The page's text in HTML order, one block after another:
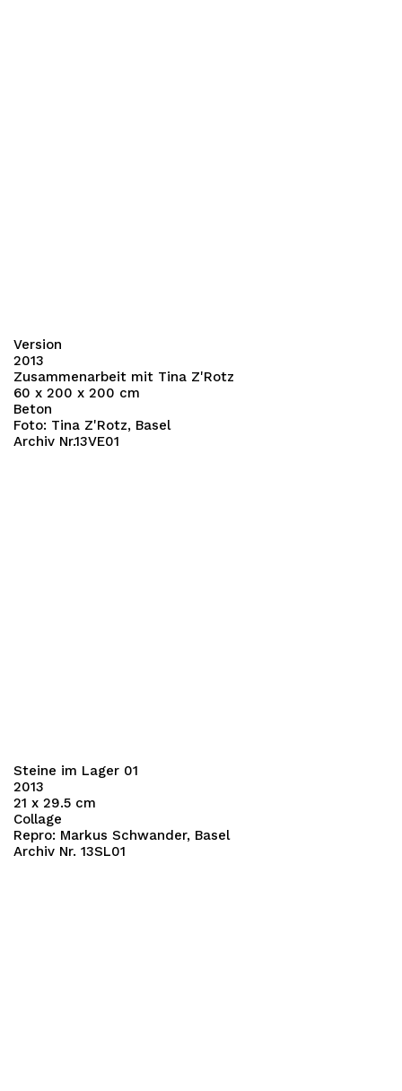
Version
2013
Zusammenarbeit mit Tina Z'Rotz
60 x 200 x 200 cm
Beton
Foto: Tina Z'Rotz, Basel
Archiv Nr.13VE01
Steine im Lager 01
2013
21 x 29.5 cm
Collage
Repro: Markus Schwander, Basel
Archiv Nr. 13SL01